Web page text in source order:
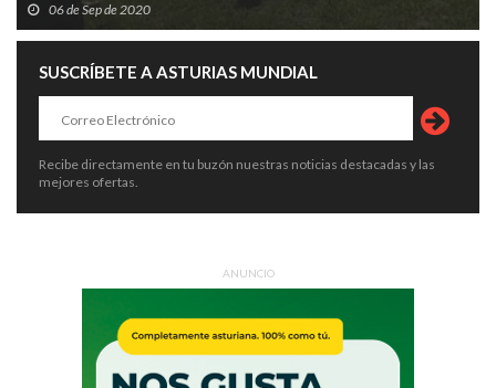
06 de Sep de 2020
SUSCRÍBETE A ASTURIAS MUNDIAL
Recibe directamente en tu buzón nuestras noticias destacadas y las
mejores ofertas.
ANUNCIO